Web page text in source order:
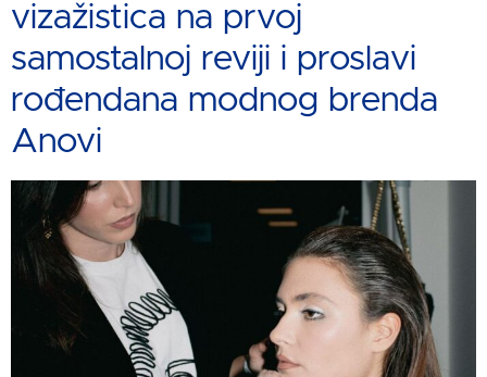
vizažistica na prvoj
samostalnoj reviji i proslavi
rođendana modnog brenda
Anovi